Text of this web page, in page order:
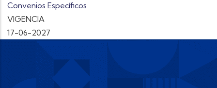
Convenios Específicos
VIGENCIA
17-06-2027